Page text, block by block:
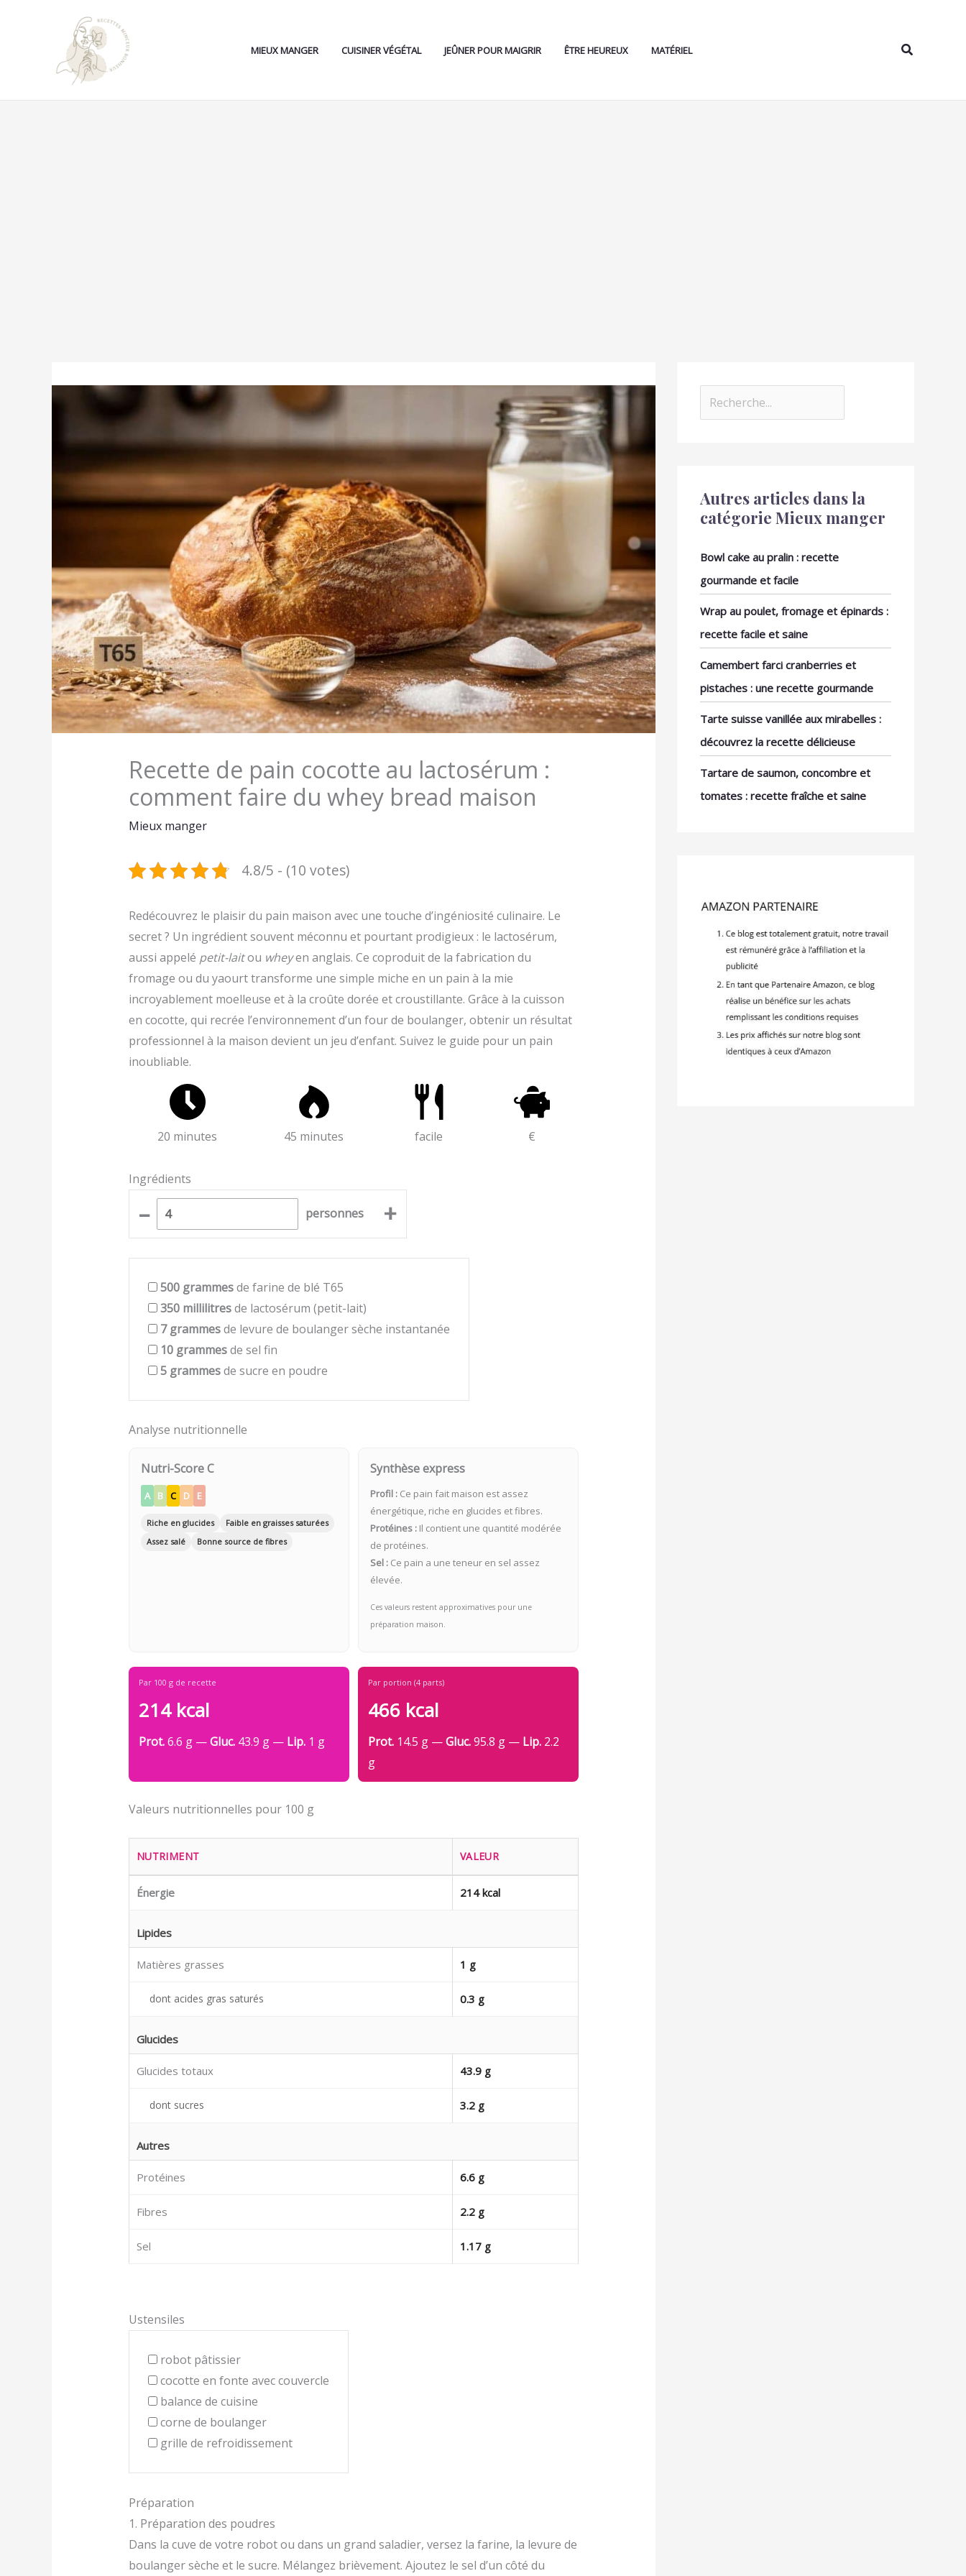
MIEUX MANGER CUISINER VÉGÉTAL JEÛNER POUR MAIGRIR ÊTRE HEUREUX MATÉRIEL
Recette de pain cocotte au lactosérum :
comment faire du whey bread maison
Mieux manger
4.8/5 - (10 votes)
Redécouvrez le plaisir du pain maison avec une touche d’ingéniosité culinaire. Le
secret ? Un ingrédient souvent méconnu et pourtant prodigieux : le lactosérum,
aussi appelé petit-laitou wheyen anglais. Ce coproduit de la fabrication du
fromage ou du yaourt transforme une simple miche en un pain à la mie
incroyablement moelleuse et à la croûte dorée et croustillante. Grâce à la cuisson
en cocotte, qui recrée l’environnement d’un four de boulanger, obtenir un résultat
professionnel à la maison devient un jeu d’enfant. Suivez le guide pour un pain
inoubliable.
20 minutes 45 minutes facile €
Ingrédients
– personnes +
500 grammesde farine de blé T65
350 millilitresde lactosérum (petit-lait)
7 grammesde levure de boulanger sèche instantanée
10 grammesde sel fin
5 grammesde sucre en poudre
Analyse nutritionnelle
Nutri-Score C
A B C D E
Riche en glucides
Faible en graisses saturées
Assez salé
Bonne source de fibres
Synthèse express
Profil : Ce pain fait maison est assez
énergétique, riche en glucides et fibres.
Protéines : Il contient une quantité modérée
de protéines.
Sel : Ce pain a une teneur en sel assez
élevée.
Ces valeurs restent approximatives pour une
préparation maison.
Par 100 g de recette
214 kcal
Prot.6.6 g —Gluc.43.9 g — Lip.1 g
Par portion (4 parts)
466 kcal
Prot. 14.5 g —Gluc.95.8 g — Lip. 2.2
g
Valeurs nutritionnelles pour 100 g
NUTRIMENT VALEUR
Énergie 214 kcal
Lipides
Matières grasses 1 g
dont acides gras saturés 0.3 g
Glucides
Glucides totaux 43.9 g
dont sucres 3.2 g
Autres
Protéines 6.6 g
Fibres 2.2 g
Sel 1.17 g
Ustensiles
robot pâtissier
cocotte en fonte avec couvercle
balance de cuisine
corne de boulanger
grille de refroidissement
Préparation
1. Préparation des poudres
Dans la cuve de votre robot ou dans un grand saladier, versez la farine, la levure de
boulanger sèche et le sucre. Mélangez brièvement. Ajoutez le sel d’un côté du
Autres articles dans la
catégorie Mieux manger
Bowl cake au pralin : recette
gourmande et facile
Wrap au poulet, fromage et épinards :
recette facile et saine
Camembert farci cranberries et
pistaches : une recette gourmande
Tarte suisse vanillée aux mirabelles :
découvrez la recette délicieuse
Tartare de saumon, concombre et
tomates : recette fraîche et saine